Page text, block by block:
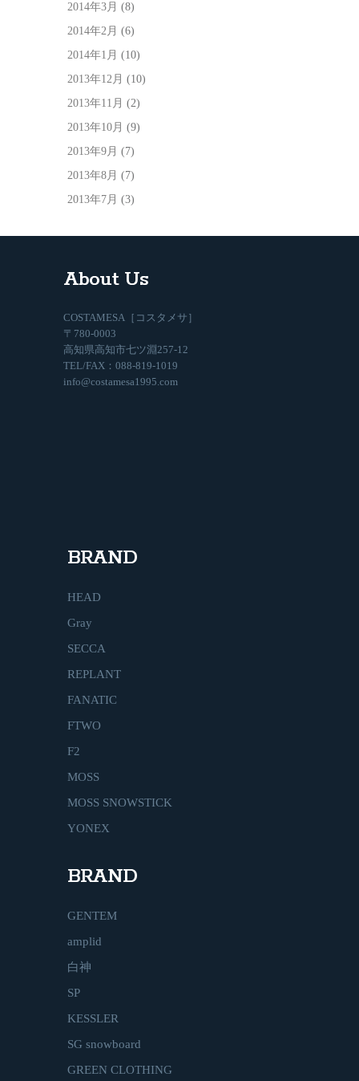
2014年3月 (8)
2014年2月 (6)
2014年1月 (10)
2013年12月 (10)
2013年11月 (2)
2013年10月 (9)
2013年9月 (7)
2013年8月 (7)
2013年7月 (3)
About Us
COSTAMESA［コスタメサ］
〒780-0003
高知県高知市七ツ淵257-12
TEL/FAX：088-819-1019
info@costamesa1995.com
BRAND
HEAD
Gray
SECCA
REPLANT
FANATIC
FTWO
F2
MOSS
MOSS SNOWSTICK
YONEX
BRAND
GENTEM
amplid
白神
SP
KESSLER
SG snowboard
GREEN CLOTHING